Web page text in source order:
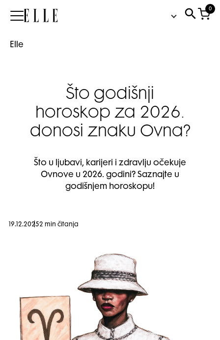
Elle
0
Elle
Što godišnji
horoskop za 2026.
donosi znaku Ovna?
Što u ljubavi, karijeri i zdravlju očekuje
Ovnove u 2026. godini? Saznajte u
godišnjem horoskopu!
19.12.20252 min čitanja